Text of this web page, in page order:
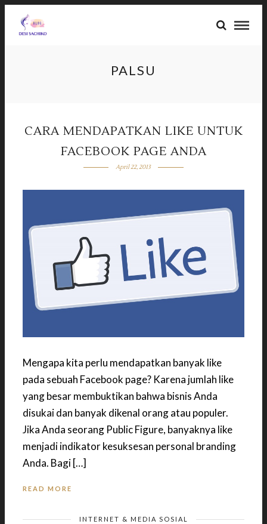
PALSU
CARA MENDAPATKAN LIKE UNTUK
FACEBOOK PAGE ANDA
April 22, 2013
Mengapa kita perlu mendapatkan banyak like
pada sebuah Facebook page? Karena jumlah like
yang besar membuktikan bahwa bisnis Anda
disukai dan banyak dikenal orang atau populer.
Jika Anda seorang Public Figure, banyaknya like
menjadi indikator kesuksesan personal branding
Anda. Bagi […]
READ MORE
INTERNET & MEDIA SOSIAL